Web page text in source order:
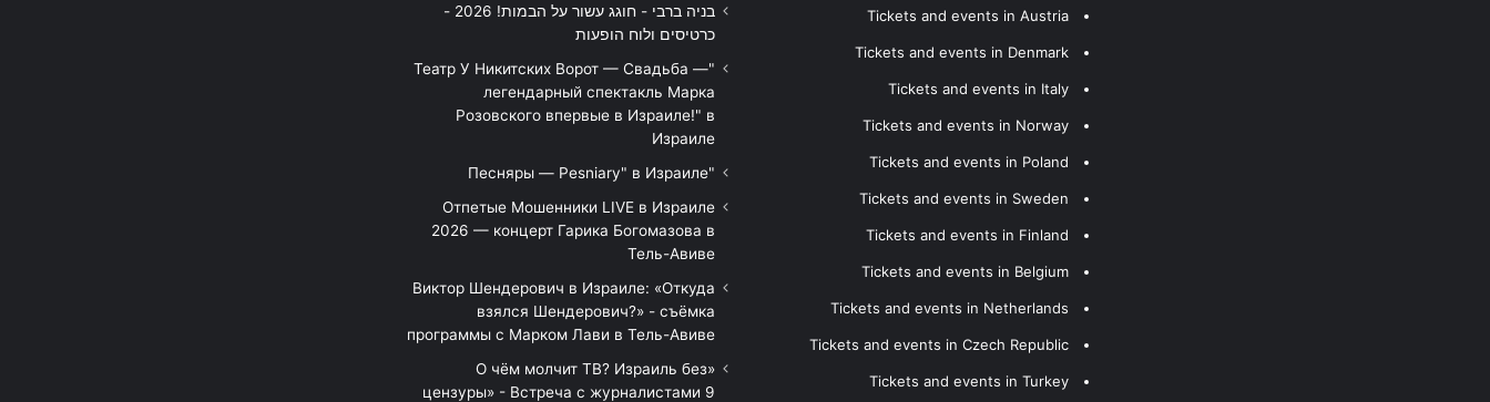
Tickets and events in Austria
Tickets and events in Denmark
Tickets and events in Italy
Tickets and events in Norway
Tickets and events in Poland
Tickets and events in Sweden
Tickets and events in Finland
Tickets and events in Belgium
Tickets and events in Netherlands
Tickets and events in Czech Republic
Tickets and events in Turkey
בניה ברבי - חוגג עשור על הבמות! 2026 -
כרטיסים ולוח הופעות
"Театр У Никитских Ворот — Свадьба —
легендарный спектакль Марка
Розовского впервые в Израиле!" в
Израиле
"Песняры — Pesniary" в Израиле
Отпетые Мошенники LIVE в Израиле
2026 — концерт Гарика Богомазова в
Тель-Авиве
Виктор Шендерович в Израиле: «Откуда
взялся Шендерович?» - съёмка
программы с Марком Лави в Тель-Авиве
«О чём молчит ТВ? Израиль без
цензуры» - Встреча с журналистами 9